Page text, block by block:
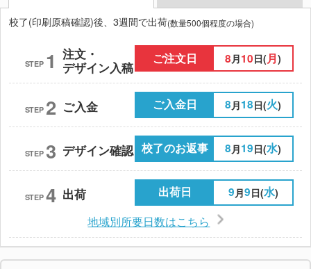
校了(印刷原稿確認)後、3週間で出荷(数量500個程度の場合)
STEP 1 注文・
デザイン入稿
ご注文日 8月10日(月)
STEP 2 ご入金 ご入金日 8 月18日(火)
STEP 3 デザイン確認 校了のお返事 8 月19日(水)
STEP 4 出荷 出荷日 9 月9日(水)
地域別所要日数はこちら